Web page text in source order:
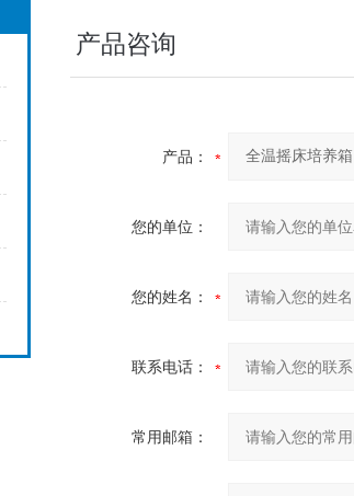
产品咨询
产品：
您的单位：
您的姓名：
联系电话：
常用邮箱：